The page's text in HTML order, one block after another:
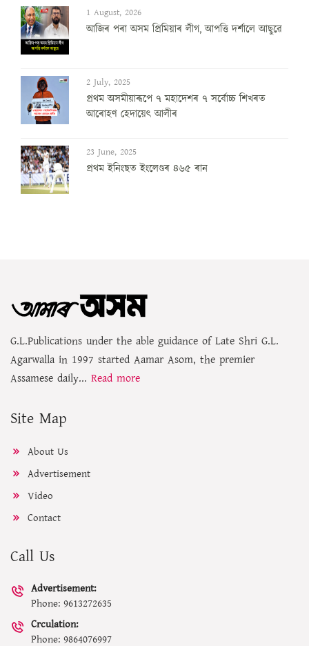
1 August, 2026
আজিৰ পৰা অসম প্ৰিমিয়াৰ লীগ, আপত্তি দৰ্শালে আছুৱে
2 July, 2025
প্ৰথম অসমীয়াৰূপে ৭ মহাদেশৰ ৭ সৰ্বোচ্চ শিখৰত
আৰোহণ হেদায়েৎ আলীৰ
23 June, 2025
প্ৰথম ইনিংছত ইংলেণ্ডৰ ৪৬৫ ৰান
G.L.Publications under the able guidance of Late Shri G.L.
Agarwalla in 1997 started Aamar Asom, the premier
Assamese daily... Read more
Site Map
About Us
Advertisement
Video
Contact
Call Us
Advertisement:
Phone: 9613272635
Crculation:
Phone: 9864076997